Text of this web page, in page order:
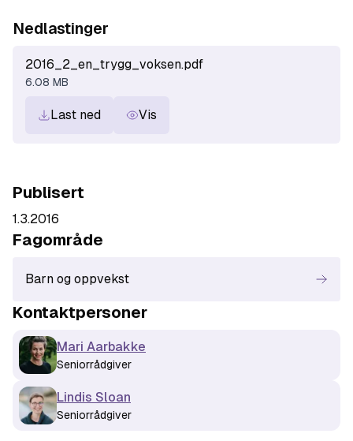
Nedlastinger
2016_2_en_trygg_voksen.pdf
6.08 MB
Last ned Vis
Publisert
1.3.2016
Fagområde
Barn og oppvekst
Kontaktpersoner
Mari Aarbakke
Seniorrådgiver
Lindis Sloan
Seniorrådgiver